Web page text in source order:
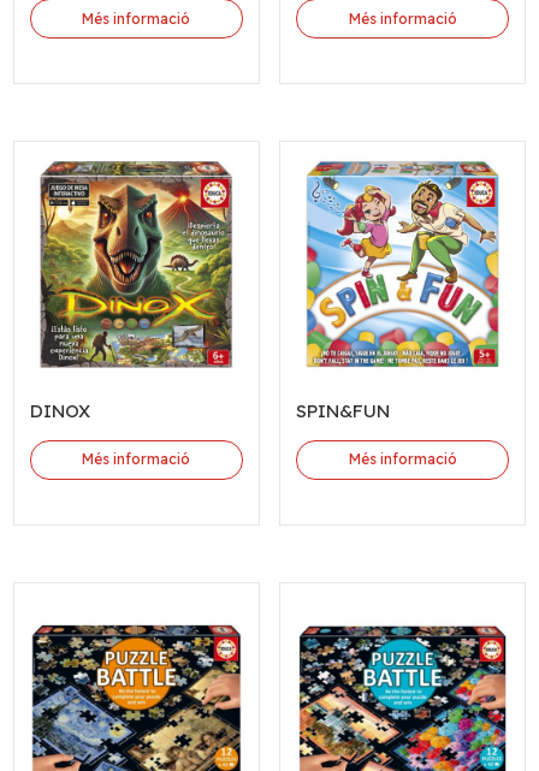
Més informació Més informació
DINOX
Més informació
SPIN&FUN
Més informació